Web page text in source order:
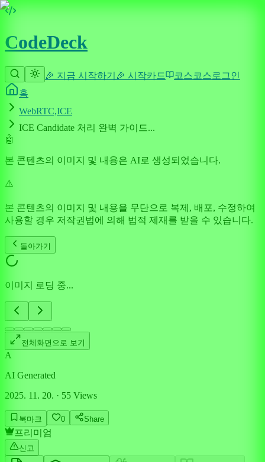
CodeDeck
🎉 지금 시작하기 🎉 시작카드 코스코스 로그인
홈
WebRTC,ICE
ICE Candidate 처리 완벽 가이드...
🤖
본 콘텐츠의 이미지 및 내용은 AI로 생성되었습니다.
⚠️
본 콘텐츠의 이미지 및 내용을 무단으로 복제, 배포, 수정하여
사용할 경우 저작권법에 의해 법적 제재를 받을 수 있습니다.
돌아가기
이미지 로딩 중...
전체화면으로 보기
A
AI Generated
2025. 11. 20. · 55 Views
북마크 0 Share
프리미엄
신고